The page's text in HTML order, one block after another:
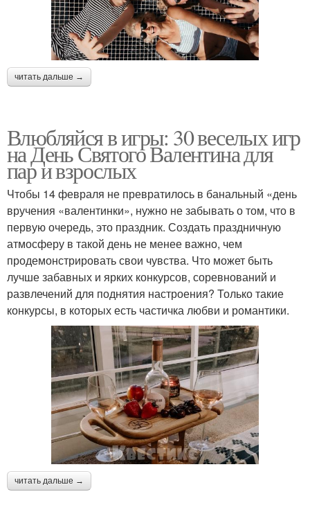
читать дальше →
Влюбляйся в игры: 30 веселых игр
на День Святого Валентина для
пар и взрослых
Чтобы 14 февраля не превратилось в банальный «день
вручения «валентинки», нужно не забывать о том, что в
первую очередь, это праздник. Создать праздничную
атмосферу в такой день не менее важно, чем
продемонстрировать свои чувства. Что может быть
лучше забавных и ярких конкурсов, соревнований и
развлечений для поднятия настроения? Только такие
конкурсы, в которых есть частичка любви и романтики.
читать дальше →